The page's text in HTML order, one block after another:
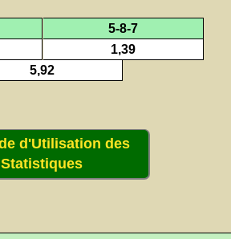
5-8-7
1,39
5,92
d'Utilisation des
Statistiques